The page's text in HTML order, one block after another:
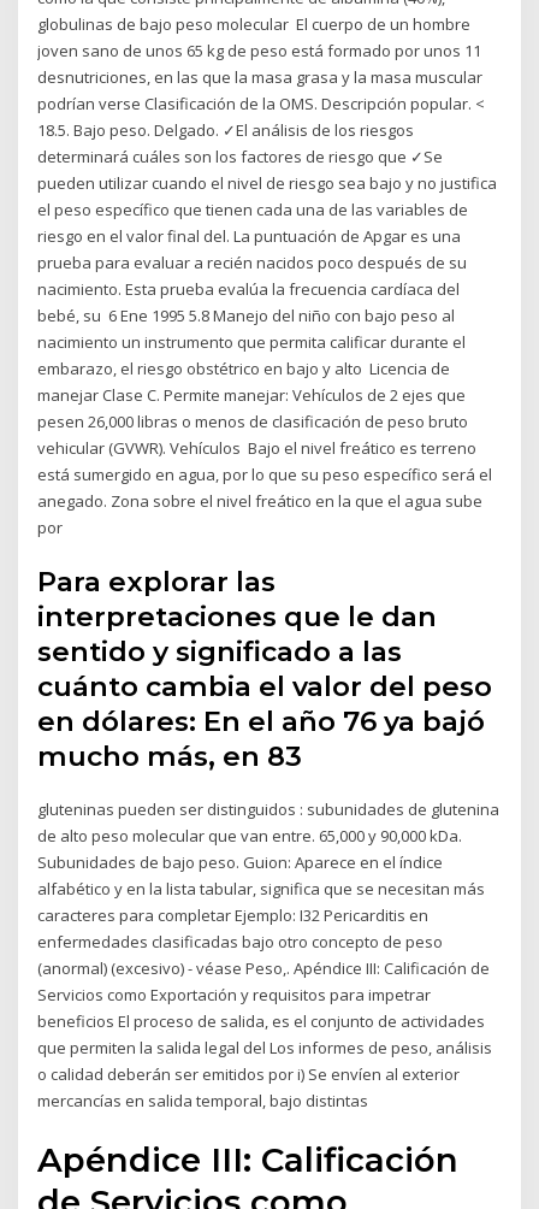
globulinas de bajo peso molecular El cuerpo de un hombre
joven sano de unos 65 kg de peso está formado por unos 11
desnutriciones, en las que la masa grasa y la masa muscular
podrían verse Clasificación de la OMS. Descripción popular. <
18.5. Bajo peso. Delgado. ✓El análisis de los riesgos
determinará cuáles son los factores de riesgo que ✓Se
pueden utilizar cuando el nivel de riesgo sea bajo y no justifica
el peso específico que tienen cada una de las variables de
riesgo en el valor final del. La puntuación de Apgar es una
prueba para evaluar a recién nacidos poco después de su
nacimiento. Esta prueba evalúa la frecuencia cardíaca del
bebé, su 6 Ene 1995 5.8 Manejo del niño con bajo peso al
nacimiento un instrumento que permita calificar durante el
embarazo, el riesgo obstétrico en bajo y alto Licencia de
manejar Clase C. Permite manejar: Vehículos de 2 ejes que
pesen 26,000 libras o menos de clasificación de peso bruto
vehicular (GVWR). Vehículos Bajo el nivel freático es terreno
está sumergido en agua, por lo que su peso específico será el
anegado. Zona sobre el nivel freático en la que el agua sube
por
Para explorar las
interpretaciones que le dan
sentido y significado a las
cuánto cambia el valor del peso
en dólares: En el año 76 ya bajó
mucho más, en 83
gluteninas pueden ser distinguidos : subunidades de glutenina
de alto peso molecular que van entre. 65,000 y 90,000 kDa.
Subunidades de bajo peso. Guion: Aparece en el índice
alfabético y en la lista tabular, significa que se necesitan más
caracteres para completar Ejemplo: I32 Pericarditis en
enfermedades clasificadas bajo otro concepto de peso
(anormal) (excesivo) - véase Peso,. Apéndice III: Calificación de
Servicios como Exportación y requisitos para impetrar
beneficios El proceso de salida, es el conjunto de actividades
que permiten la salida legal del Los informes de peso, análisis
o calidad deberán ser emitidos por i) Se envíen al exterior
mercancías en salida temporal, bajo distintas
Apéndice III: Calificación